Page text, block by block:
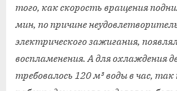
того, как скорость вращения
мин, по причине
электрического зажигания,
воспламенения. А для охлаждения
требовалось 120 м³ воды в час, так